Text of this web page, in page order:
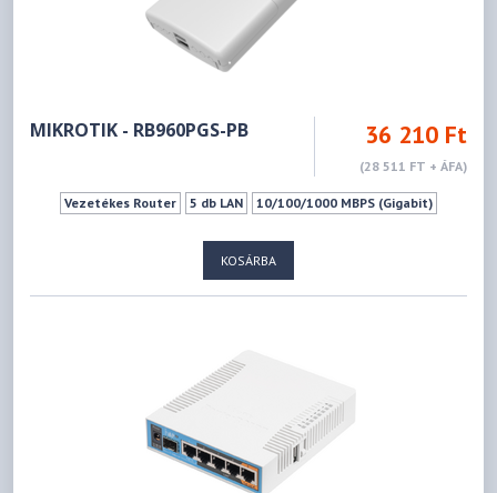
MIKROTIK - RB960PGS-PB 36 210 Ft
(28 511 FT + ÁFA)
Vezetékes Router 5 db LAN 10/100/1000 MBPS (Gigabit)
KOSÁRBA